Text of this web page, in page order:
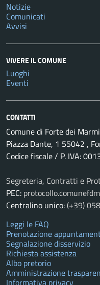
Notizie
Comunicati
Avvisi
VIVERE IL COMUNE
Luoghi
Eventi
CONTATTI
Comune di Forte dei Marmi
Piazza Dante, 1 55042 ,
Codice fiscale / P. IVA:
Segreteria, Contratti e
PEC:
Centralino unico:(+39)
Leggi le FAQ
Prenotazione
Segnalazione disservizio
Richiesta assistenza
Albo pretorio
Amministrazione